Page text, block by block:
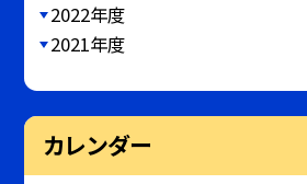
2022年度
2021年度
カレンダー